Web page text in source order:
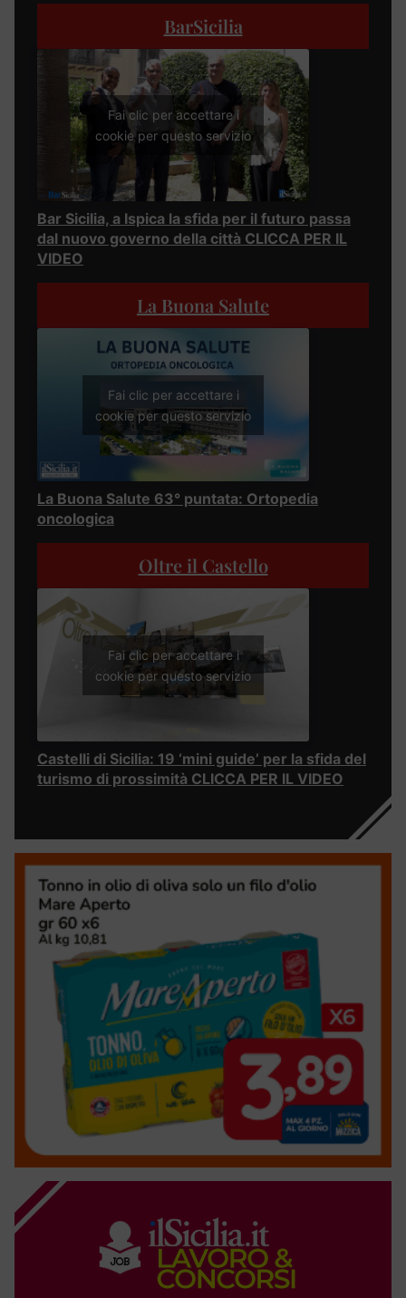
BarSicilia
Fai clic per accettare i
cookie per questo servizio
Bar Sicilia, a Ispica la sfida per il futuro passa
dal nuovo governo della città CLICCA PER IL
VIDEO
La Buona Salute
Fai clic per accettare i
cookie per questo servizio
La Buona Salute 63° puntata: Ortopedia
oncologica
Oltre il Castello
Fai clic per accettare i
cookie per questo servizio
Castelli di Sicilia: 19 ‘mini guide’ per la sfida del
turismo di prossimità CLICCA PER IL VIDEO